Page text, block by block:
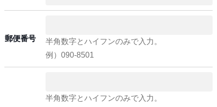
郵便番号
半角数字とハイフンのみで入力。
例）090-8501
半角数字とハイフンのみで入力。